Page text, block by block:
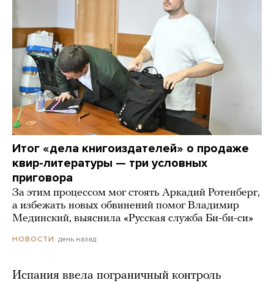
Итог «дела книгоиздателей» о продаже
квир-литературы — три условных
приговора
За этим процессом мог стоять Аркадий Ротенберг,
а избежать новых обвинений помог Владимир
Мединский, выяснила «Русская служба Би-би-си»
НОВОСТИ день назад
Испания ввела пограничный контроль